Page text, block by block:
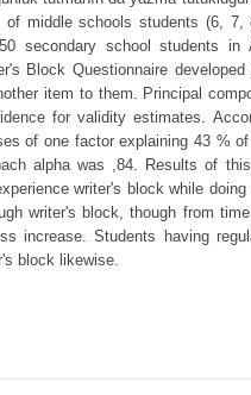
middle schools students (6,
secondary school students in
Block Questionnaire
item to them. Principal
for validity estimates.
of one factor explaining 43 %
alpha was ,84. Results of
writer's block while
writer's block, though from
increase. Students having
block likewise.